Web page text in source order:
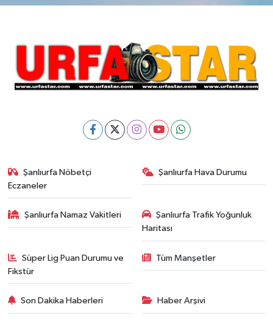
Şanlıurfa Nöbetçi
Eczaneler
Şanlıurfa Hava Durumu
Şanlıurfa Namaz Vakitleri
Şanlıurfa Trafik Yoğunluk
Haritası
Süper Lig Puan Durumu ve
Fikstür
Tüm Manşetler
Son Dakika Haberleri Haber Arşivi